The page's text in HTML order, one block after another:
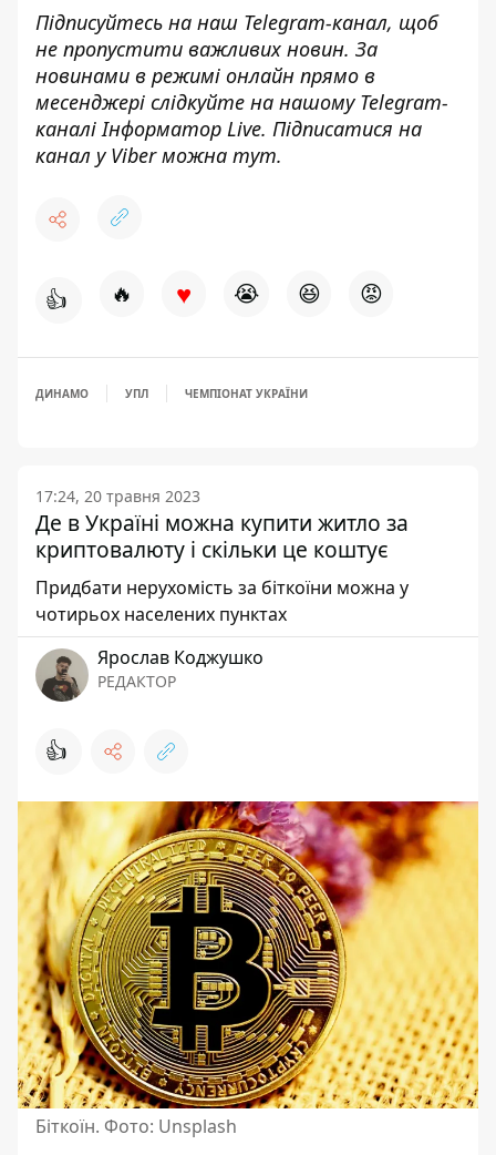
Підписуйтесь на наш Telegram-канал, щоб
не пропустити важливих новин. За
новинами в режимі онлайн прямо в
месенджері слідкуйте на нашому Telegram-
каналіІнформатор Live. Підписатися на
канал у Viber можна тут.
👍 🔥 ♥ 😭 😆 😡
ДИНАМО УПЛ ЧЕМПІОНАТ УКРАЇНИ
17:24, 20 травня 2023
Де в Україні можна купити житло за
криптовалюту і скільки це коштує
Придбати нерухомість за біткоїни можна у
чотирьох населених пунктах
Ярослав Коджушко
РЕДАКТОР
👍
Біткоїн. Фото: Unsplash